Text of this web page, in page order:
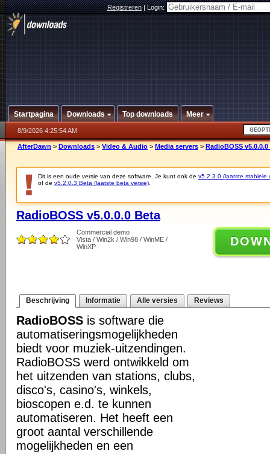
Registreren|Login:
Startpagina Downloads Top downloads Meer
8/9/2026 4:25:54 AM
AfterDawn > Downloads > Video & Audio > Media servers > RadioBOSS v5.0.0.0
Dit is een oude versie van deze software. Je kunt ook de v5.2.3.0 (laatste stabiele
of de v5.2.0.3 Beta (laatste beta versie)
RadioBOSS v5.0.0.0 Beta
Commercial demo
Vista / Win2k / Win98 / WinME /
WinXP
Beschrijving Informatie Alle versies Reviews
RadioBOSS is software die
automatiseringsmogelijkheden
biedt voor muziek-uitzendingen.
RadioBOSS werd ontwikkeld om
het uitzenden van stations, clubs,
disco's, casino's, winkels,
bioscopen e.d. te kunnen
automatiseren. Het heeft een
groot aantal verschillende
mogelijkheden en een